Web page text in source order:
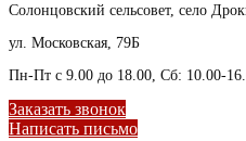
Солонцовский сельсовет, село
ул. Московская, 79Б
Пн-Пт с 9.00 до 18.00, Сб: 10.00-
Заказать звонок
Написать письмо